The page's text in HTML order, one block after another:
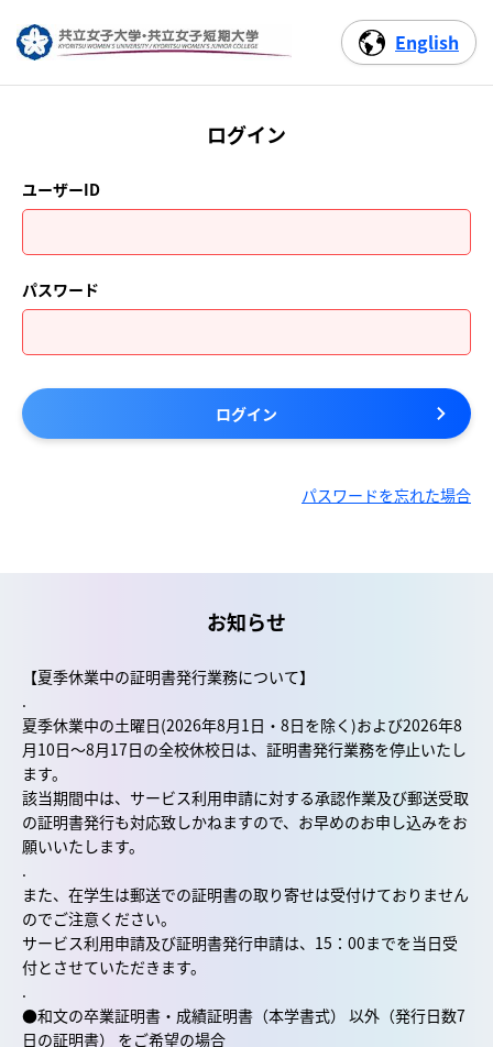
English
ログイン
ユーザーID
パスワード
ログイン
パスワードを忘れた場合
お知らせ
【夏季休業中の証明書発行業務について】
.
夏季休業中の土曜日(2026年8月1日・8日を除く)および2026年8
月10日～8月17日の全校休校日は、証明書発行業務を停止いたし
ます。
該当期間中は、サービス利用申請に対する承認作業及び郵送受取
の証明書発行も対応致しかねますので、お早めのお申し込みをお
願いいたします。
.
また、在学生は郵送での証明書の取り寄せは受付けておりません
のでご注意ください。
サービス利用申請及び証明書発行申請は、15：00までを当日受
付とさせていただきます。
.
●和文の卒業証明書・成績証明書（本学書式） 以外（発行日数7
日の証明書） をご希望の場合